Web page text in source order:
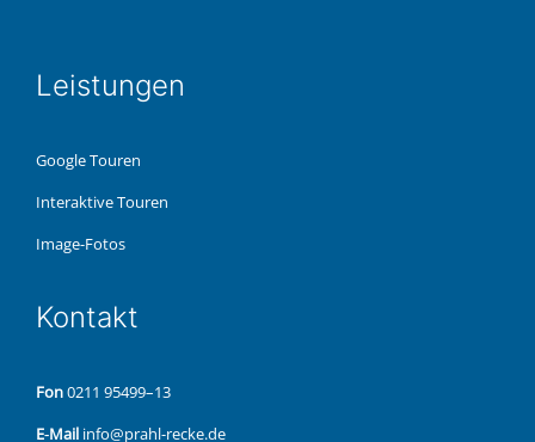
Leis­tun­gen
Google Touren
Inter­ak­ti­ve Touren
Image-Fotos
Kon­takt
Fon0211 95499–13
E‑Mail info@prahl-recke.de